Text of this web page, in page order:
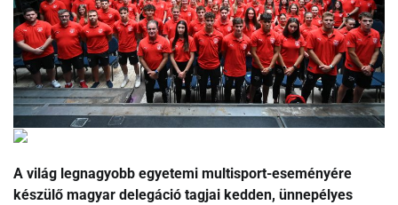
A világ legnagyobb egyetemi multisport-eseményére
készülő magyar delegáció tagjai kedden, ünnepélyes